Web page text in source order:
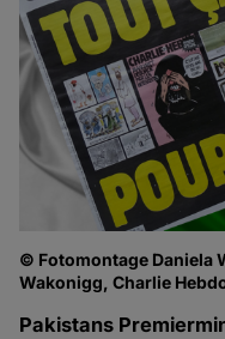
© Fotomontage Daniela
Wakonigg, Charlie
Pakistans